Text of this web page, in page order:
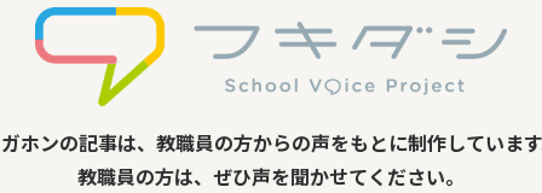
ホンの記事は、教職員の方からの声をもとに制作していま
教職員の方は、ぜひ声を聞かせてください。